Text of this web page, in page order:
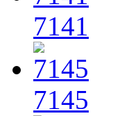
7141
7145